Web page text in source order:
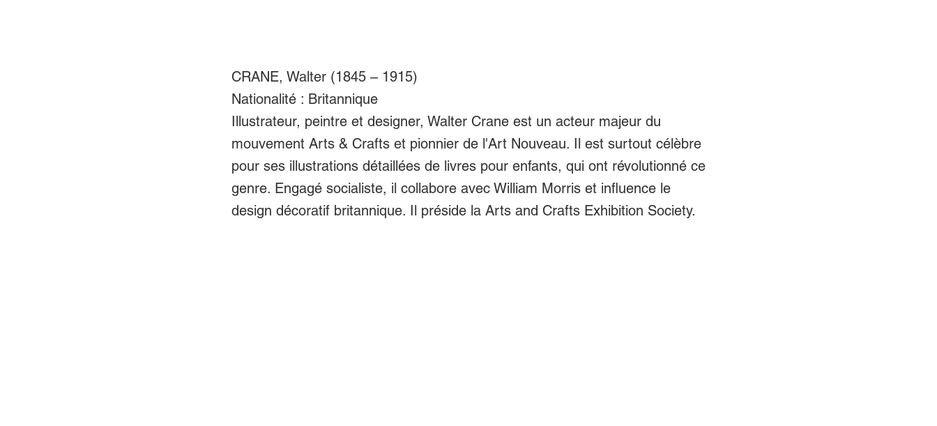
CRANE, Walter (1845 – 1915)
Nationalité : Britannique
Illustrateur, peintre et designer, Walter Crane est un acteur majeur du
mouvement Arts & Crafts et pionnier de l'Art Nouveau. Il est surtout célèbre
pour ses illustrations détaillées de livres pour enfants, qui ont révolutionné ce
genre. Engagé socialiste, il collabore avec William Morris et influence le
design décoratif britannique. Il préside la Arts and Crafts Exhibition Society.